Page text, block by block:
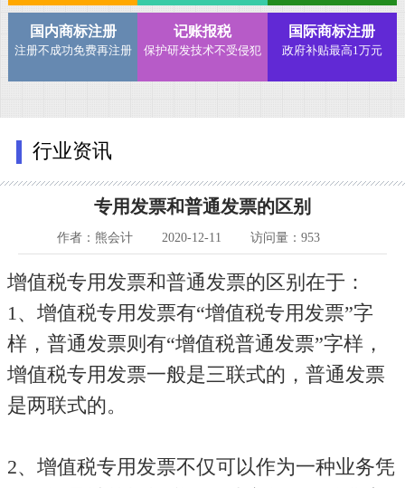
国内商标注册
注册不成功免费再注册
记账报税
保护研发技术不受侵犯
国际商标注册
政府补贴最高1万元
行业资讯
专用发票和普通发票的区别
作者：熊会计 2020-12-11 访问量：953
增值税专用发票和普通发票的区别在于：
1、增值税专用发票有“增值税专用发票”字
样，普通发票则有“增值税普通发票”字样，
增值税专用发票一般是三联式的，普通发票
是两联式的。
2、增值税专用发票不仅可以作为一种业务凭